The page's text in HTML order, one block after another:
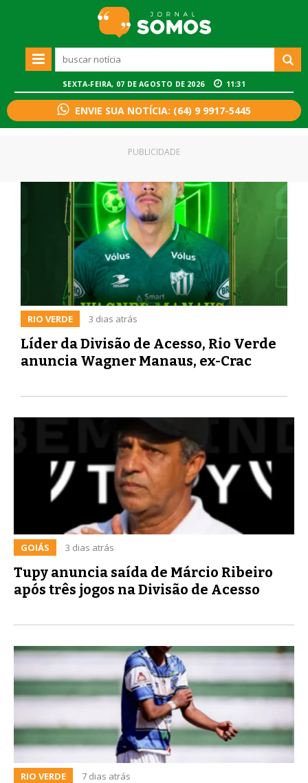
SEXTA-FEIRA, 07 DE AGOSTO DE 2026 11:31
ENVIE SUA NOTÍCIA: (64) 9 9917-5445
RIO VERDE 3 dias atrás
Líder da Divisão de Acesso, Rio Verde
anuncia Wagner Manaus, ex-Crac
PUBLICIDADE
GOIÁS 3 dias atrás
Tupy anuncia saída de Márcio Ribeiro
após três jogos na Divisão de Acesso
RIO VERDE 7 dias atrás